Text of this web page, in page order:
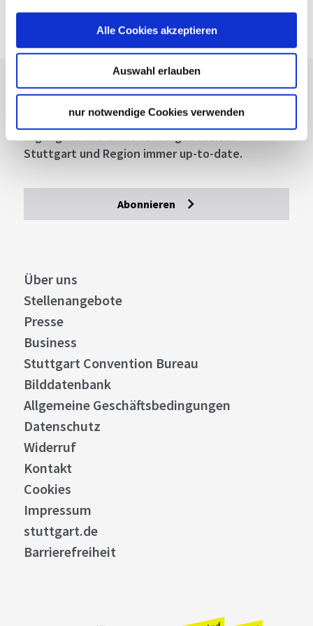
Alle Cookies akzeptieren
Auswahl erlauben
nur notwendige Cookies verwenden
Google Maps Route
Lassen Sie sich inspirieren!
Mit unserem Newsletter bleiben Sie zu Events,
Highlights und aktuellen Angeboten in
Stuttgart und Region immer up-to-date.
Abonnieren
Über uns
Stellenangebote
Presse
Business
Stuttgart Convention Bureau
Bilddatenbank
Allgemeine Geschäftsbedingungen
Datenschutz
Widerruf
Kontakt
Cookies
Impressum
stuttgart.de
Barrierefreiheit